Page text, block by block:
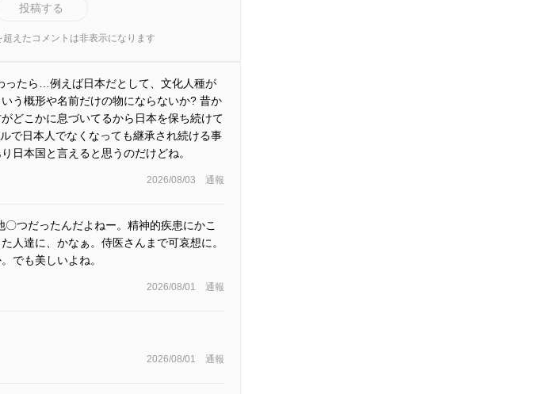
投稿する
えたコメントは非表示になります
ったら…例えば日本だとして、文化人種が
う概形や名前だけの物にならないか? 昔か
どこかに息づいてるから日本を保ち続けて
で日本人でなくなっても継承され続ける事
日本国と言えると思うのだけどね。
2026/08/03 通報
〇つだったんだよねー。精神的疾患にかこ
人達に、かなぁ。侍医さんまで可哀想に。
でも美しいよね。
2026/08/01 通報
2026/08/01 通報